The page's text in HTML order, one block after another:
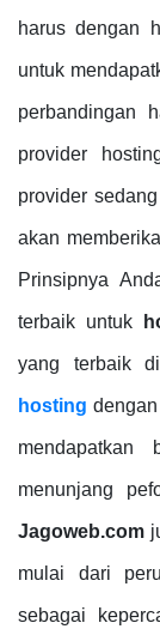
harus dengan
untuk
perbandingan
provider
provider
akan
Prinsipnya
terbaik untuk
yang terbaik
hosting
menunjang
Jagoweb.com
mulai dari
sebagai